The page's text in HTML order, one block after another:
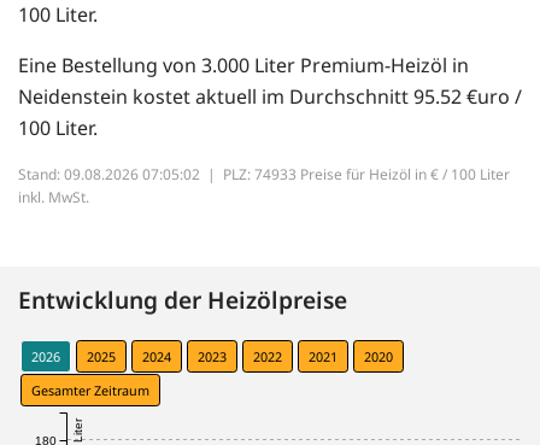
100 Liter.
Eine Bestellung von 3.000 Liter Premium-Heizöl in
Neidenstein kostet aktuell im Durchschnitt 95.52 €uro /
100 Liter.
Stand: 09.08.2026 07:05:02 | PLZ: 74933 Preise für Heizöl in € / 100 Liter
inkl. MwSt.
Entwicklung der Heizölpreise
2026 2025 2024 2023 2022 2021
2020
Gesamter Zeitraum
180